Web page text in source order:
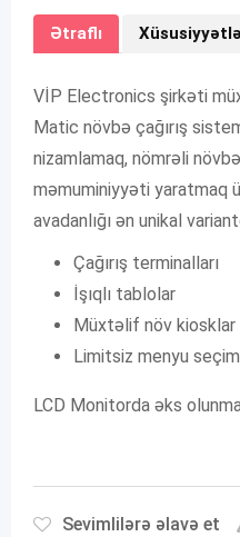
Ətraflı
VİP Electronics şirkəti
Matic növbə çağırış
nizamlamaq, nömrəli
məmuminiyyəti yaratmaq
avadanlığı ən unikal
Çağırış terminalları
İşıqlı tablolar
Müxtəlif növ kiosklar
Limitsiz menyu
LCD Monitorda əks
Sevimlilərə əlavə et